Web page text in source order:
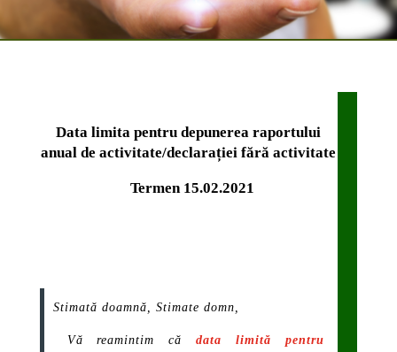
Data limita pentru depunerea raportului
anual de activitate/declarației fără activitate
Termen 15.02.2021
Stimată doamnă, Stimate domn,
Vă reamintim cădata limită pentru